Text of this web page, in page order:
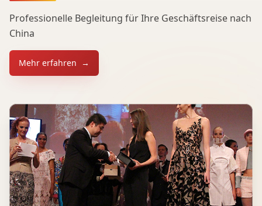
Professionelle Begleitung für Ihre Geschäftsreise nach
China
Mehr erfahren →